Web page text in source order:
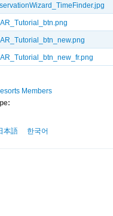
Members
本語 한국어